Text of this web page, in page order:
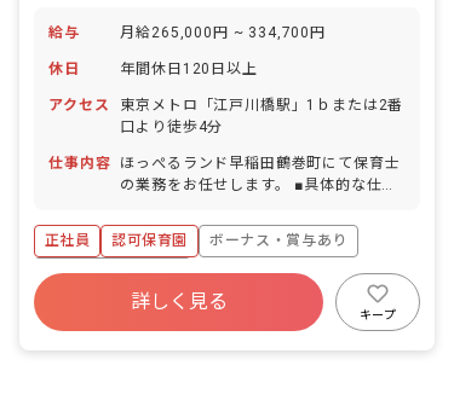
給与 月給265,000円 ~ 334,700円
休日 年間休日120日以上
アクセス
東京メトロ「江戸川橋駅」1ｂまたは2番
口より徒歩4分
仕事内容
ほっぺるランド早稲田鶴巻町にて保育士
の業務をお任せします。 ■具体的な仕事
帳、お知らせなどの記入（2025年に保
育・教育施設向けの業務支援ツール導
入） ・異年齢活動 ・運動や遊び、製作
活動のサポート ・午睡チェック ・保護
者対応 ・行事の計画、運営
正社員 認可保育園
ボーナス・賞与あり
年間休日120日以上
寮・住宅・家賃補助あり
社会保険完備
詳しく見る
キープ